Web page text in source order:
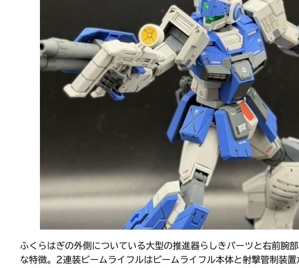
ふくらはぎの外側についている大型の推進器らしきパーツと右前腕
な特徴。2連装ビームライフルはビームライフル本体と射撃管制装